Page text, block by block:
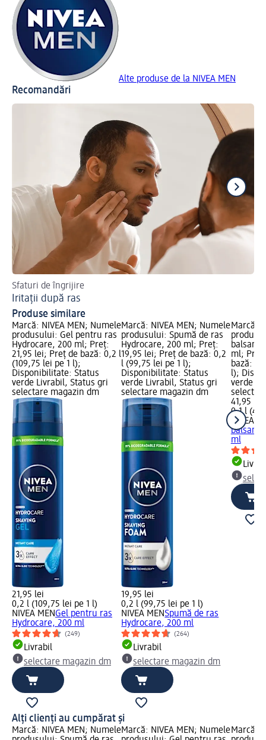
Alte produse de la NIVEA MEN
Recomandări
Sfaturi de îngrijire
Iritații după ras
Produse similare
Marcă: NIVEA MEN; Numele
produsului: Gel pentru ras
Hydrocare, 200 ml; Preț:
21,95 lei; Preț de bază: 0,2 l
(109,75 lei pe 1 l);
Disponibilitate: Status
verde Livrabil, Status gri
selectare magazin dm
21,95 lei
0,2 l (109,75 lei pe 1 l)
NIVEA MENGel pentru ras
Hydrocare, 200 ml
(249)
Livrabil
selectare magazin dm
Marcă: NIVEA MEN; Numele
produsului: Spumă de ras
Hydrocare, 200 ml; Preț:
19,95 lei; Preț de bază: 0,2
l (99,75 lei pe 1 l);
Disponibilitate: Status
verde Livrabil, Status gri
selectare magazin dm
19,95 lei
0,2 l (99,75 lei pe 1 l)
NIVEA MENSpumă de ras
Hydrocare, 200 ml
(264)
Livrabil
selectare magazin dm
Marcă:
balsam
ml;
bază:
l);
verde
41,95 lei
0,1 l
NIVEA
balsam
ml
Alți clienți au cumpărat și
Marcă: NIVEA MEN; NumeleMarcă: NIVEA MEN; Numele Marcă: